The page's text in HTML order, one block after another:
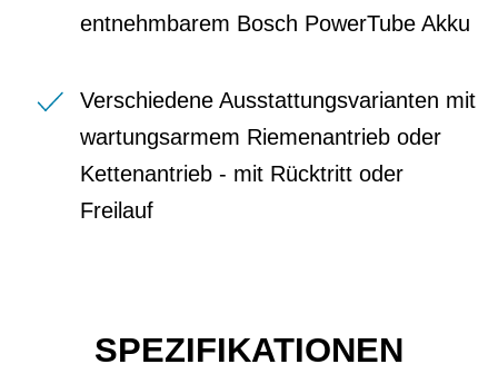
entnehmbarem Bosch PowerTube Akku
Verschiedene Ausstattungsvarianten mit
wartungsarmem Riemenantrieb oder
Kettenantrieb - mit Rücktritt oder
Freilauf
SPEZIFIKATIONEN